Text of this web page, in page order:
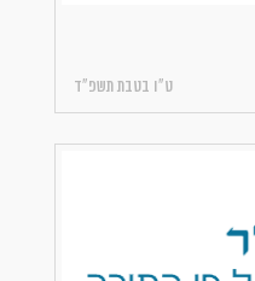
ט״ו בטבת תשפ״ד